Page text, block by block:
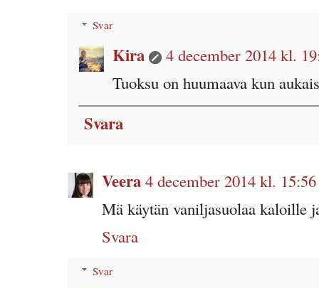
Svar
Kira
4 december 2014 kl.
Tuoksu on huumaava kun
Svara
Veera 4 december 2014 kl. 15:56
Mä käytän vaniljasuolaa kaloille
Svara
Svar